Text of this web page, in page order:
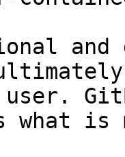
and
what